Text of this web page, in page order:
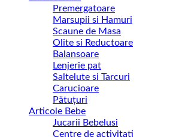
Premergatoare
Marsupii si Hamuri
Scaune de Masa
Olite si Reductoare
Balansoare
Lenjerie pat
Saltelute si Tarcuri
Carucioare
Pătuțuri
Articole Bebe
Jucarii Bebelusi
Centre de activitati